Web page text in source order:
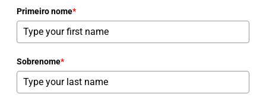
Primeiro nome*
Sobrenome*